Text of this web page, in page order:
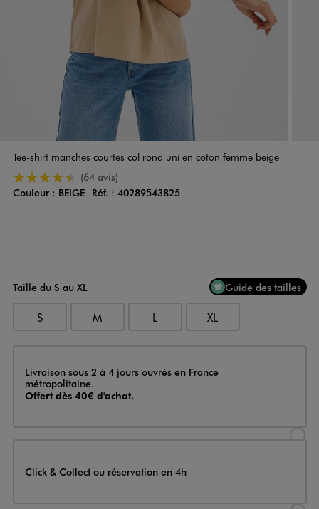
Tee-shirt manches courtes col rond uni en coton femme beige
4.5/5 de moyenne
(64 avis)
Couleur
Couleur : BEIGE Réf. : 40289543825
Taille du S au XL Guide des tailles
S M L XL
Livraison
Livraison sous 2 à 4 jours ouvrés en France
métropolitaine.
Offert dès 40€ d'achat.
Click & Collect ou réservation en 4h